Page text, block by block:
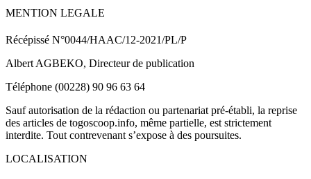
MENTION LEGALE
Récépissé N°0044/HAAC/12-2021/PL/P
Albert AGBEKO, Directeur de publication
Téléphone (00228) 90 96 63 64
Sauf autorisation de la rédaction ou partenariat pré-établi, la reprise
des articles de togoscoop.info, même partielle, est strictement
interdite. Tout contrevenant s’expose à des poursuites.
LOCALISATION